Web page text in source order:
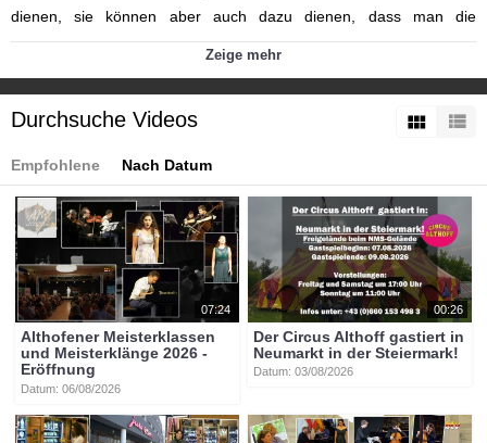
dienen, sie können aber auch dazu dienen, dass man die
Betriebszeiten ausweitet. Weit verbreitet ist das System Go Mobil.
schneller, als viele denken. Zusätzlich erstellt Kärnten eine eigene
Mikro Strategie für den Öffentlichen Verkehr.
Kategorien:
Themen
Themen » Service
Tags:
btv-kärnten
btv kärnten mittelkärnten althofen
btvon
mikro-öv
Zeige mehr
Durchsuche Videos
Empfohlene Nach Datum
07:24
Althofener Meisterklassen
und Meisterklänge 2026 -
Eröffnung
Datum: 06/08/2026
00:26
Der Circus Althoff gastiert in
Neumarkt in der Steiermark!
Datum: 03/08/2026